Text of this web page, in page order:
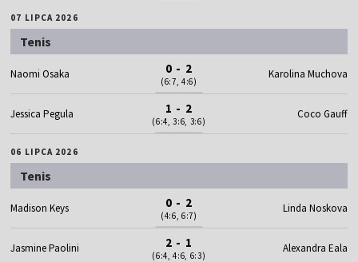
07 LIPCA 2026
Tenis
Naomi Osaka 0 - 2
(6:7, 4:6)
Karolina Muchova
Jessica Pegula 1 - 2
(6:4, 3:6, 3:6)
Coco Gauff
06 LIPCA 2026
Tenis
Madison Keys 0 - 2
(4:6, 6:7)
Linda Noskova
Jasmine Paolini 2 - 1
(6:4, 4:6, 6:3)
Alexandra Eala